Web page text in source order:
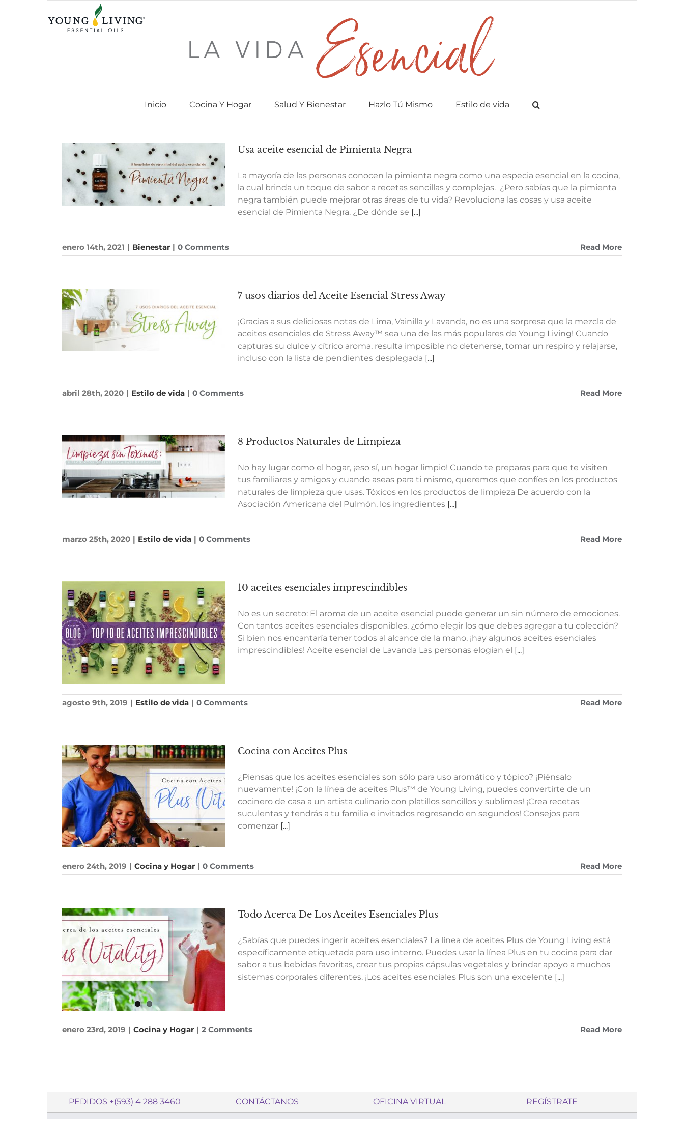
Inicio Cocina Y Hogar Salud Y Bienestar Hazlo Tú Mismo Estilo de vida
Usa aceite esencial de Pimienta Negra
La mayoría de las personas conocen la pimienta negra como una especia esencial en la cocina,
la cual brinda un toque de sabor a recetas sencillas y complejas. ¿Pero sabías que la pimienta
negra también puede mejorar otras áreas de tu vida? Revoluciona las cosas y usa aceite
esencial de Pimienta Negra. ¿De dónde se [...]
enero 14th, 2021 | Bienestar | 0 Comments Read More
7 usos diarios del Aceite Esencial Stress Away
¡Gracias a sus deliciosas notas de Lima, Vainilla y Lavanda, no es una sorpresa que la mezcla de
aceites esenciales de Stress Away™ sea una de las más populares de Young Living! Cuando
capturas su dulce y cítrico aroma, resulta imposible no detenerse, tomar un respiro y relajarse,
incluso con la lista de pendientes desplegada [...]
abril 28th, 2020 | Estilo de vida | 0 Comments Read More
8 Productos Naturales de Limpieza
No hay lugar como el hogar, ¡eso sí, un hogar limpio! Cuando te preparas para que te visiten
tus familiares y amigos y cuando aseas para ti mismo, queremos que confíes en los productos
naturales de limpieza que usas. Tóxicos en los productos de limpieza De acuerdo con la
Asociación Americana del Pulmón, los ingredientes [...]
marzo 25th, 2020 | Estilo de vida | 0 Comments Read More
10 aceites esenciales imprescindibles
No es un secreto: El aroma de un aceite esencial puede generar un sin número de emociones.
Con tantos aceites esenciales disponibles, ¿cómo elegir los que debes agregar a tu colección?
Si bien nos encantaría tener todos al alcance de la mano, ¡hay algunos aceites esenciales
imprescindibles! Aceite esencial de Lavanda Las personas elogian el [...]
agosto 9th, 2019 | Estilo de vida | 0 Comments Read More
Cocina con Aceites Plus
¿Piensas que los aceites esenciales son sólo para uso aromático y tópico? ¡Piénsalo
nuevamente! ¡Con la línea de aceites Plus™ de Young Living, puedes convertirte de un
cocinero de casa a un artista culinario con platillos sencillos y sublimes! ¡Crea recetas
suculentas y tendrás a tu familia e invitados regresando en segundos! Consejos para
comenzar [...]
enero 24th, 2019 | Cocina y Hogar | 0 Comments Read More
Todo Acerca De Los Aceites Esenciales Plus
¿Sabías que puedes ingerir aceites esenciales? La línea de aceites Plus de Young Living está
específicamente etiquetada para uso interno. Puedes usar la línea Plus en tu cocina para dar
sabor a tus bebidas favoritas, crear tus propias cápsulas vegetales y brindar apoyo a muchos
sistemas corporales diferentes. ¡Los aceites esenciales Plus son una excelente [...]
enero 23rd, 2019 | Cocina y Hogar | 2 Comments Read More
PEDIDOS +(593) 4 288 3460 CONTÁCTANOS OFICINA VIRTUAL REGÍSTRATE